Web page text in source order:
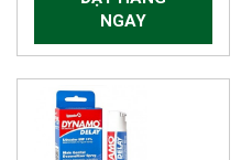
NGAY
-150.000 VND